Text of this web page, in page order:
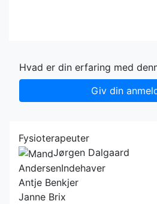
Hvad er din erfaring med
Giv din
Fysioterapeuter
Jørgen Dalgaard
AndersenIndehaver
Antje Benkjer
Janne Brix